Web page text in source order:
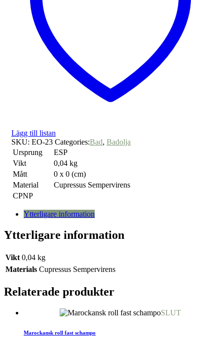
Lägg till listan
SKU: EO-23 Categories:Bad, Badolja
Ursprung
ESP
Vikt
0,04 kg
Mått
0 x 0 (cm)
Material
Cupressus Sempervirens
CPNP
Ytterligare information
Ytterligare information
Vikt 0,04 kg
Materials Cupressus Sempervirens
Relaterade produkter
SLUT
Marockansk roll fast schampo